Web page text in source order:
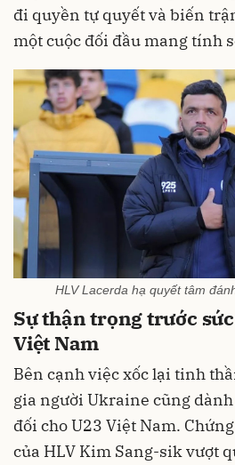
đi quyền tự quyết và biến
một cuộc đối đầu mang tính
HLV Lacerda hạ quyết tâm
Sự thận trọng trước
Việt Nam
Bên cạnh việc xốc lại tinh
gia người Ukraine cũng
đối cho U23 Việt Nam.
của HLV Kim Sang-sik vượt